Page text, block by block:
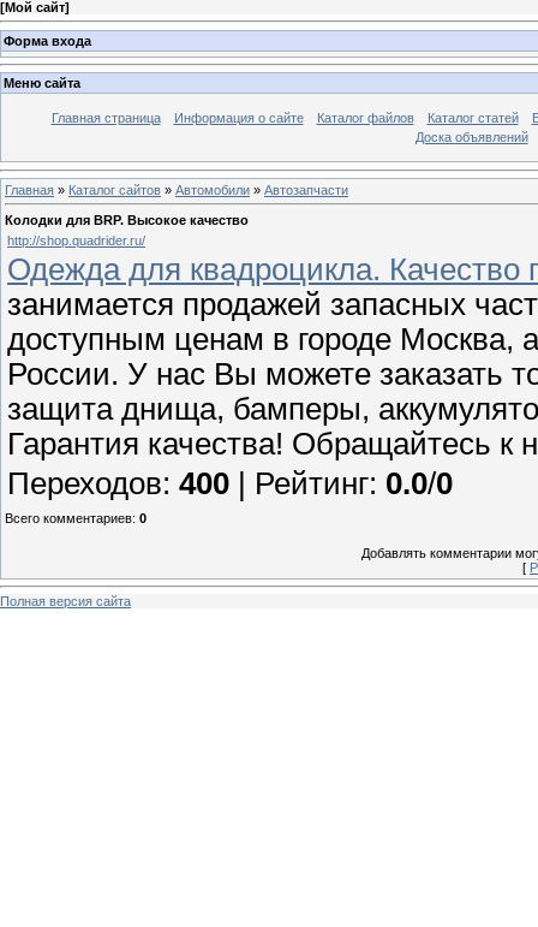
[Мой сайт]
Форма входа
Меню сайта
Главная страница Информация о сайте Каталог файлов Каталог статей
Доска объявлений
Главная » Каталог сайтов » Автомобили » Автозапчасти
Колодки для BRP. Высокое качество
http://shop.quadrider.ru/
Одежда для квадроцикла. Качество
занимается продажей запасных
доступным ценам в городе Москва,
России. У нас Вы можете заказать
защита днища, бамперы,
Гарантия качества! Обращайтесь к
Переходов: 400 | Рейтинг: 0.0/0
Всего комментариев: 0
Добавлять комментарии
[
Полная версия сайта